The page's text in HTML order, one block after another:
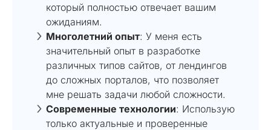
который полностью отвечает вашим
ожиданиям.
Многолетний опыт: У меня есть
значительный опыт в разработке
различных типов сайтов, от лендингов
до сложных порталов, что позволяет
мне решать задачи любой сложности.
Современные технологии: Использую
только актуальные и проверенные